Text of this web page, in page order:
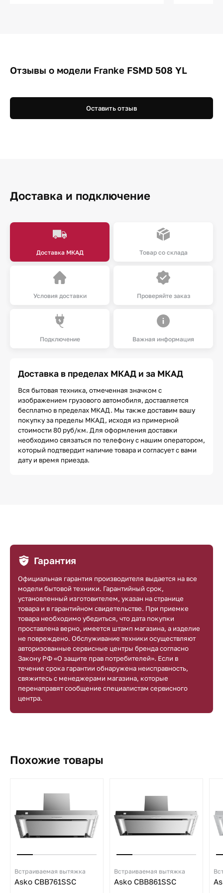
Отзывы о модели Franke FSMD 508 YL
Оставить отзыв
Доставка и подключение
Доставка МКАД Товар со склада
Условия доставки Проверяйте заказ
Подключение Важная информация
Доставка в пределах МКАД и за МКАД
Вся бытовая техника, отмеченная значком с
изображением грузового автомобиля, доставляется
бесплатно в пределах МКАД. Мы также доставим вашу
покупку за пределы МКАД, исходя из примерной
стоимости 80 руб/км. Для оформления доставки
необходимо связаться по телефону с нашим оператором,
который подтвердит наличие товара и согласует с вами
дату и время приезда.
Гарантия
Официальная гарантия производителя выдается на все
модели бытовой техники. Гарантийный срок,
установленный изготовителем, указан на странице
товара и в гарантийном свидетельстве. При приемке
товара необходимо убедиться, что дата покупки
проставлена верно, имеется штамп магазина, а изделие
не повреждено. Обслуживание техники осуществляют
авторизованные сервисные центры бренда согласно
Закону РФ «О защите прав потребителей». Если в
течение срока гарантии обнаружена неисправность,
свяжитесь с менеджерами магазина, которые
перенаправят сообщение специалистам сервисного
центра.
Похожие товары
Встраиваемая вытяжка
Asko CBB761SSC
Встраиваемая вытяжка
Asko CBB861SSC